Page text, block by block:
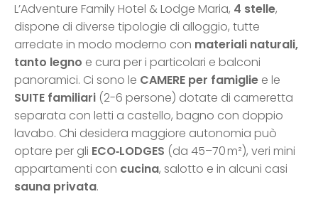
L’Adventure Family Hotel & Lodge Maria, 4 stelle,
dispone di diverse tipologie di alloggio, tutte
arredate in modo moderno con materiali naturali,
tanto legno e cura per i particolari e balconi
panoramici. Ci sono le CAMERE per famiglie e le
SUITE familiari (2-6 persone) dotate di cameretta
separata con letti a castello, bagno con doppio
lavabo. Chi desidera maggiore autonomia può
optare per gli ECO‑LODGES (da 45–70 m²), veri mini
appartamenti con cucina, salotto e in alcuni casi
sauna privata.